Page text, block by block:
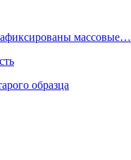
массовые…
образца